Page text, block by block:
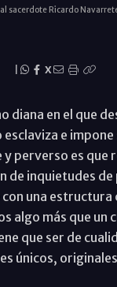
sacerdote Ricardo
X
diana en el que
e
perverso es que
de inquietudes
una
algo más que un
que ser de
únicos,